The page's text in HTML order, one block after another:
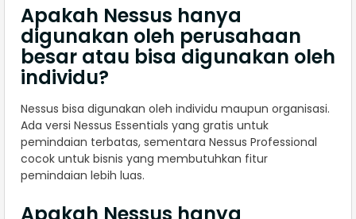
Apakah Nessus hanya
digunakan oleh perusahaan
besar atau bisa digunakan oleh
individu?
Nessus bisa digunakan oleh individu maupun organisasi.
Ada versi Nessus Essentials yang gratis untuk
pemindaian terbatas, sementara Nessus Professional
cocok untuk bisnis yang membutuhkan fitur
pemindaian lebih luas.